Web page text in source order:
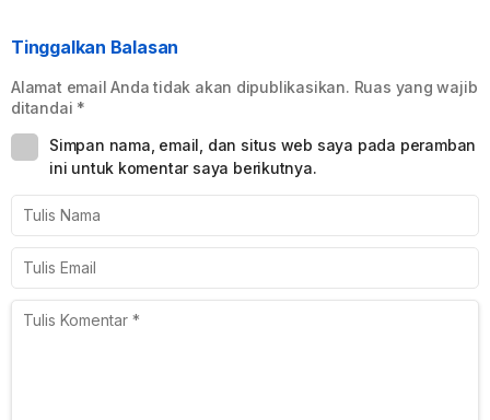
Tinggalkan Balasan
Alamat email Anda tidak akan dipublikasikan. Ruas yang wajib
ditandai *
Simpan nama, email, dan situs web saya pada peramban
ini untuk komentar saya berikutnya.